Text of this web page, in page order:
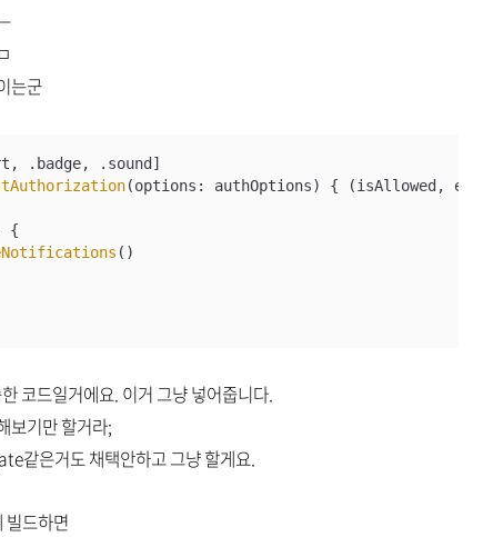
ㅁ
는군
.badge, .sound]
(options: authOptions) { (isAllowed,
{
()
코드일거에요. 이거 그냥 넣어줍니다.
보기만 할거라;
은거도 채택안하고 그냥 할게요.
빌드하면